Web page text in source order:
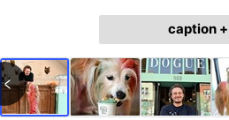
caption +